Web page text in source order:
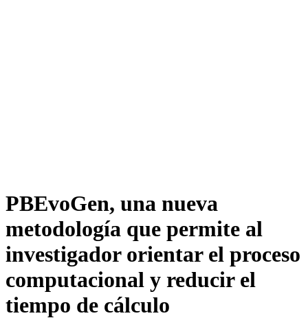
PBEvoGen, una nueva
metodología que permite al
investigador orientar el proceso
computacional y reducir el
tiempo de cálculo